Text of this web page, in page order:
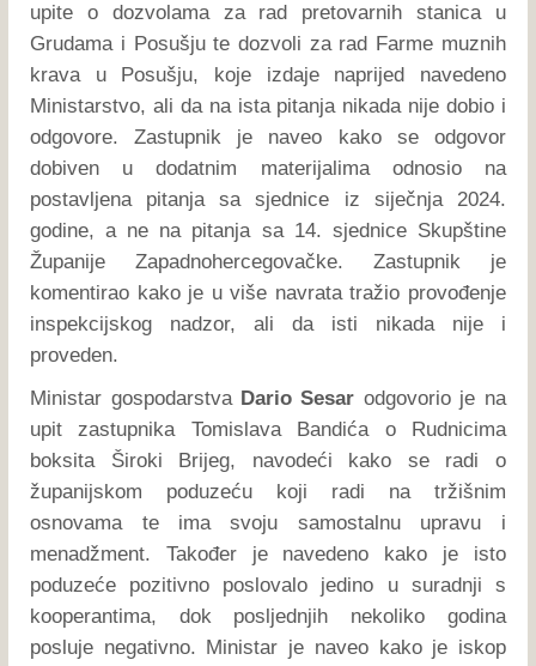
upite o dozvolama za rad pretovarnih stanica u
Grudama i Posušju te dozvoli za rad Farme muznih
krava u Posušju, koje izdaje naprijed navedeno
Ministarstvo, ali da na ista pitanja nikada nije dobio i
odgovore. Zastupnik je naveo kako se odgovor
dobiven u dodatnim materijalima odnosio na
postavljena pitanja sa sjednice iz siječnja 2024.
godine, a ne na pitanja sa 14. sjednice Skupštine
Županije Zapadnohercegovačke. Zastupnik je
komentirao kako je u više navrata tražio provođenje
inspekcijskog nadzor, ali da isti nikada nije i
proveden.
Ministar gospodarstva Dario Sesar odgovorio je na
upit zastupnika Tomislava Bandića o Rudnicima
boksita Široki Brijeg, navodeći kako se radi o
županijskom poduzeću koji radi na tržišnim
osnovama te ima svoju samostalnu upravu i
menadžment. Također je navedeno kako je isto
poduzeće pozitivno poslovalo jedino u suradnji s
kooperantima, dok posljednjih nekoliko godina
posluje negativno. Ministar je naveo kako je iskop